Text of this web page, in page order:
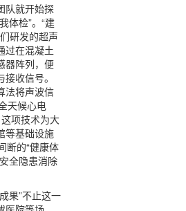
就开始探
体检”。“建
研发的超声
过在混凝土
器阵列，便
收信号。
法将声波信
天候心电
这项技术为大
等基础设施
断的“健康体
全隐患消除
”不止这一